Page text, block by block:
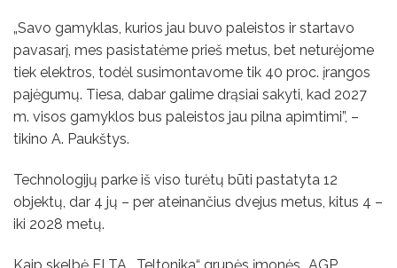
„Savo gamyklas, kurios jau buvo paleistos ir startavo
pavasarį, mes pasistatėme prieš metus, bet neturėjome
tiek elektros, todėl susimontavome tik 40 proc. įrangos
pajėgumų. Tiesa, dabar galime drąsiai sakyti, kad 2027
m. visos gamyklos bus paleistos jau pilna apimtimi”, –
tikino A. Paukštys.
Technologijų parke iš viso turėtų būti pastatyta 12
objektų, dar 4 jų – per ateinančius dvejus metus, kitus 4 –
iki 2028 metų.